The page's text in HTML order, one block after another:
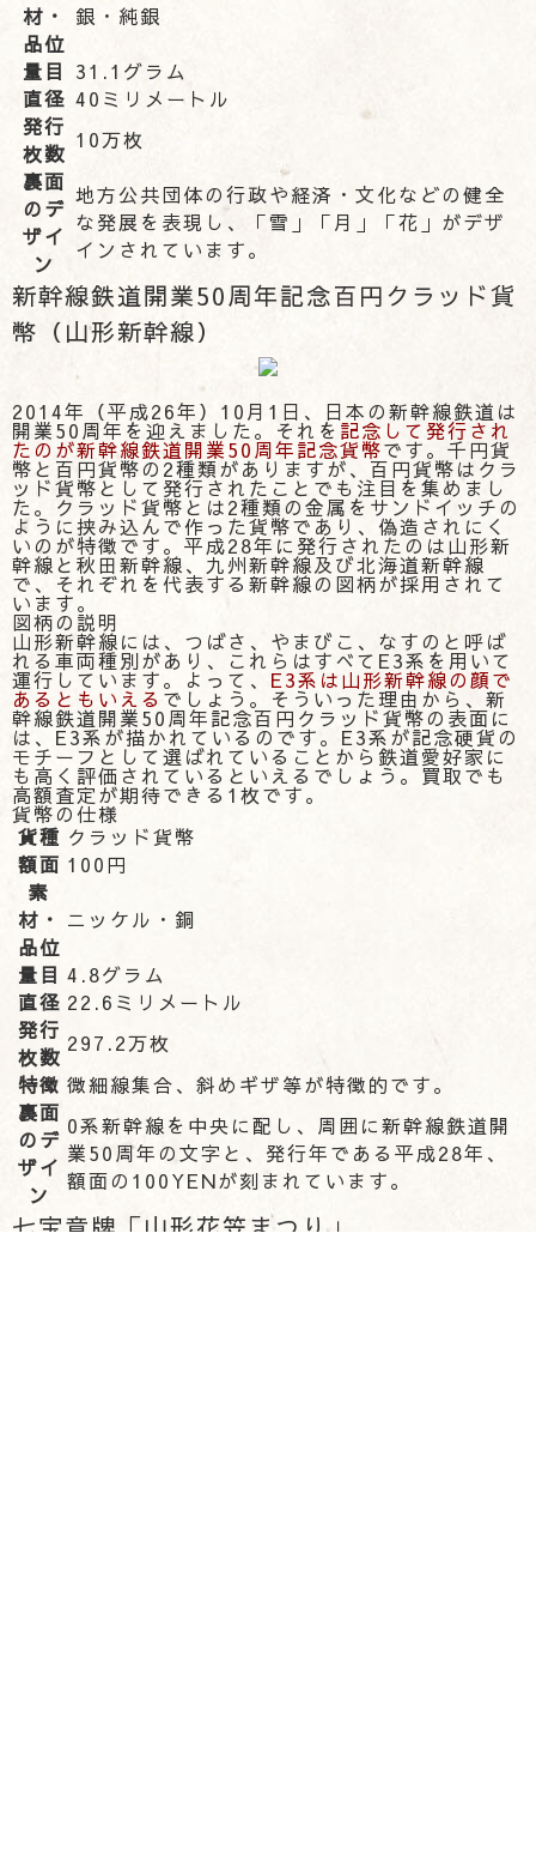
材・
品位
銀・純銀
量目 31.1グラム
直径 40ミリメートル
発行
枚数
10万枚
裏面
のデ
ザイ
ン
地方公共団体の行政や経済・文化などの健全
な発展を表現し、「雪」「月」「花」がデザ
インされています。
新幹線鉄道開業50周年記念百円クラッド貨
幣（山形新幹線）
2014年（平成26年）10月1日、日本の新幹線鉄道は
開業50周年を迎えました。それを 記念して発行され
たのが新幹線鉄道開業50周年記念貨幣です。千円貨
幣と百円貨幣の2種類がありますが、百円貨幣はクラ
ッド貨幣として発行されたことでも注目を集めまし
た。クラッド貨幣とは2種類の金属をサンドイッチの
ように挟み込んで作った貨幣であり、偽造されにく
いのが特徴です。平成28年に発行されたのは山形新
幹線と秋田新幹線、九州新幹線及び北海道新幹線
で、それぞれを代表する新幹線の図柄が採用されて
います。
図柄の説明
山形新幹線には、つばさ、やまびこ、なすのと呼ば
れる車両種別があり、これらはすべてE3系を用いて
運行しています。よって、 E3系は山形新幹線の顔で
あるともいえる でしょう。そういった理由から、新
幹線鉄道開業50周年記念百円クラッド貨幣の表面に
は、E3系が描かれているのです。E3系が記念硬貨の
モチーフとして選ばれていることから鉄道愛好家に
も高く評価されているといえるでしょう。買取でも
高額査定が期待できる1枚です。
貨幣の仕様
貨種 クラッド貨幣
額面 100円
素
材・
品位
ニッケル・銅
量目 4.8グラム
直径 22.6ミリメートル
発行
枚数
297.2万枚
特徴 微細線集合、斜めギザ等が特徴的です。
裏面
のデ
ザイ
ン
0系新幹線を中央に配し、周囲に新幹線鉄道開
業50周年の文字と、発行年である平成28年、
額面の100YENが刻まれています。
七宝章牌「山形花笠まつり」